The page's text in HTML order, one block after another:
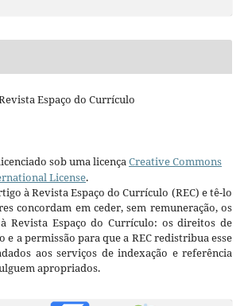
Espaço do Currículo
sob uma licençaCreative Commons
License.
à Revista Espaço do Currículo (REC) e tê-lo
concordam em ceder, sem remuneração, os
Revista Espaço do Currículo: os direitos de
a permissão para que a REC redistribua esse
aos serviços de indexação e referência
apropriados.